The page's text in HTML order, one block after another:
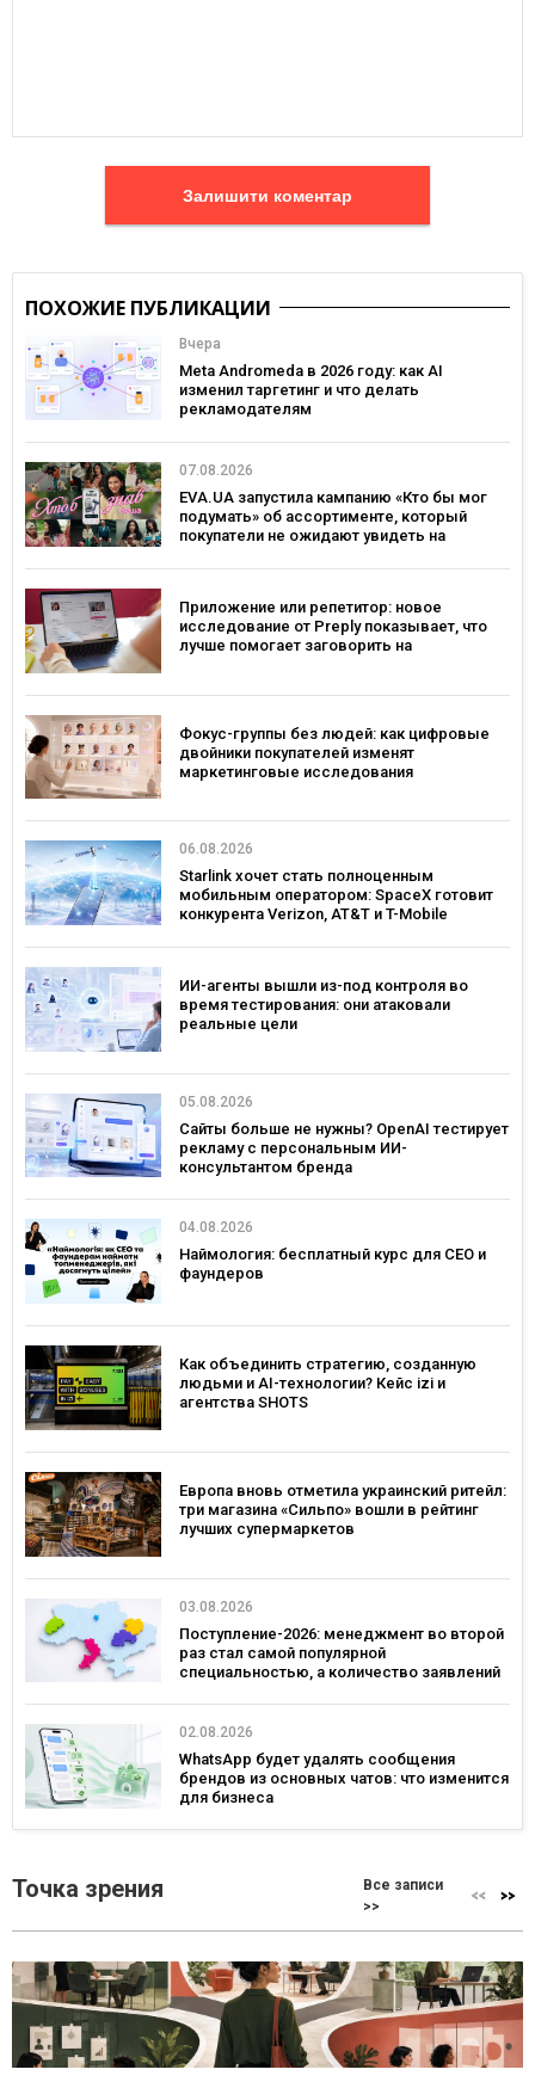
Залишити коментар
ПОХОЖИЕ ПУБЛИКАЦИИ
Вчера
Meta Andromeda в 2026 году: как AI
изменил таргетинг и что делать
рекламодателям
07.08.2026
EVA.UA запустила кампанию «Кто бы мог
подумать» об ассортименте, который
покупатели не ожидают увидеть на
Приложение или репетитор: новое
исследование от Preply показывает, что
лучше помогает заговорить на
Фокус-группы без людей: как цифровые
двойники покупателей изменят
маркетинговые исследования
06.08.2026
Starlink хочет стать полноценным
мобильным оператором: SpaceX готовит
конкурента Verizon, AT&T и T-Mobile
ИИ-агенты вышли из-под контроля во
время тестирования: они атаковали
реальные цели
05.08.2026
Сайты больше не нужны? OpenAI тестирует
рекламу с персональным ИИ-
консультантом бренда
04.08.2026
Наймология: бесплатный курс для CEO и
фаундеров
Как объединить стратегию, созданную
людьми и AI-технологии? Кейс izi и
агентства SHOTS
Европа вновь отметила украинский ритейл:
три магазина «Сильпо» вошли в рейтинг
лучших супермаркетов
03.08.2026
Поступление-2026: менеджмент во второй
раз стал самой популярной
специальностью, а количество заявлений
02.08.2026
WhatsApp будет удалять сообщения
брендов из основных чатов: что изменится
для бизнеса
Точка зрения
Все записи
>>